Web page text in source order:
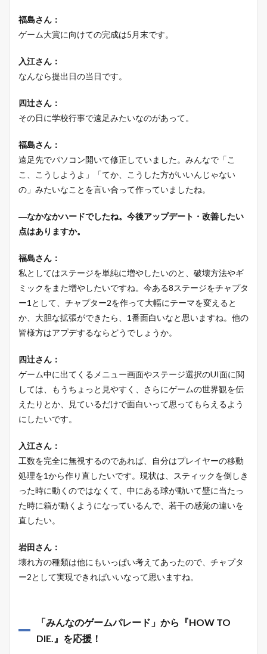
福島さん：
ゲーム大賞に向けての完成は5月末です。
入江さん：
なんなら提出日の当日です。
四辻さん：
その日に学校行事で遠足みたいなのがあって。
福島さん：
遠足先でパソコン開いて修正していました。みんなで「こ
こ、こうしようよ」「てか、こうした方がいいんじゃない
の」みたいなことを言い合って作っていましたね。
―なかなかハードでしたね。今後アップデート・改善したい
点はありますか。
福島さん：
私としてはステージを単純に増やしたいのと、破壊方法やギ
ミックをまた増やしたいですね。今ある8ステージをチャプタ
ー1として、チャプター2を作って大幅にテーマを変えると
か、大胆な拡張ができたら、1番面白いなと思いますね。他の
皆様方はアプデするならどうでしょうか。
四辻さん：
ゲーム中に出てくるメニュー画面やステージ選択のUI面に関
しては、もうちょっと見やすく、さらにゲームの世界観を伝
えたりとか、見ているだけで面白いって思ってもらえるよう
にしたいです。
入江さん：
工数を完全に無視するのであれば、自分はプレイヤーの移動
処理を1から作り直したいです。現状は、スティックを倒しき
った時に動くのではなくて、中にある球が動いて壁に当たっ
た時に箱が動くようになっているんで、若干の感覚の違いを
直したい。
岩田さん：
壊れ方の種類は他にもいっぱい考えてあったので、チャプタ
ー2として実現できればいいなって思いますね。
「みんなのゲームパレード」から『HOW TO
DIE.』を応援！